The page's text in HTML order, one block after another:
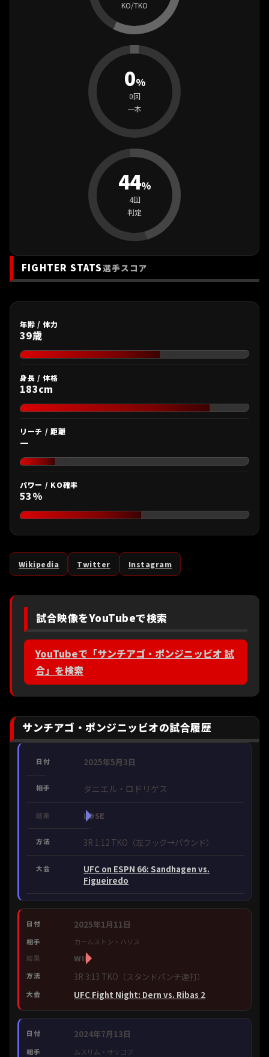
KO/TKO
0%
0回
一本
44%
4回
判定
FIGHTER STATS選手スコア
年齢 / 体力
39歳
身長 / 体格
183cm
リーチ / 距離
—
パワー / KO確率
53%
Wikipedia Twitter Instagram
試合映像をYouTubeで検索
YouTubeで「サンチアゴ・ポンジニッビオ 試
合」を検索
サンチアゴ・ポンジニッビオの試合履歴
2025年5月3日
ダニエル・ロドリゲス
LOSE
3R 1:12 TKO（左フック→パウンド）
UFC on ESPN 66: Sandhagen vs.
Figueiredo
2025年1月11日
カールストン・ハリス
WIN
3R 3:13 TKO（スタンドパンチ連打）
UFC Fight Night: Dern vs. Ribas 2
2024年7月13日
ムスリム・サリコフ